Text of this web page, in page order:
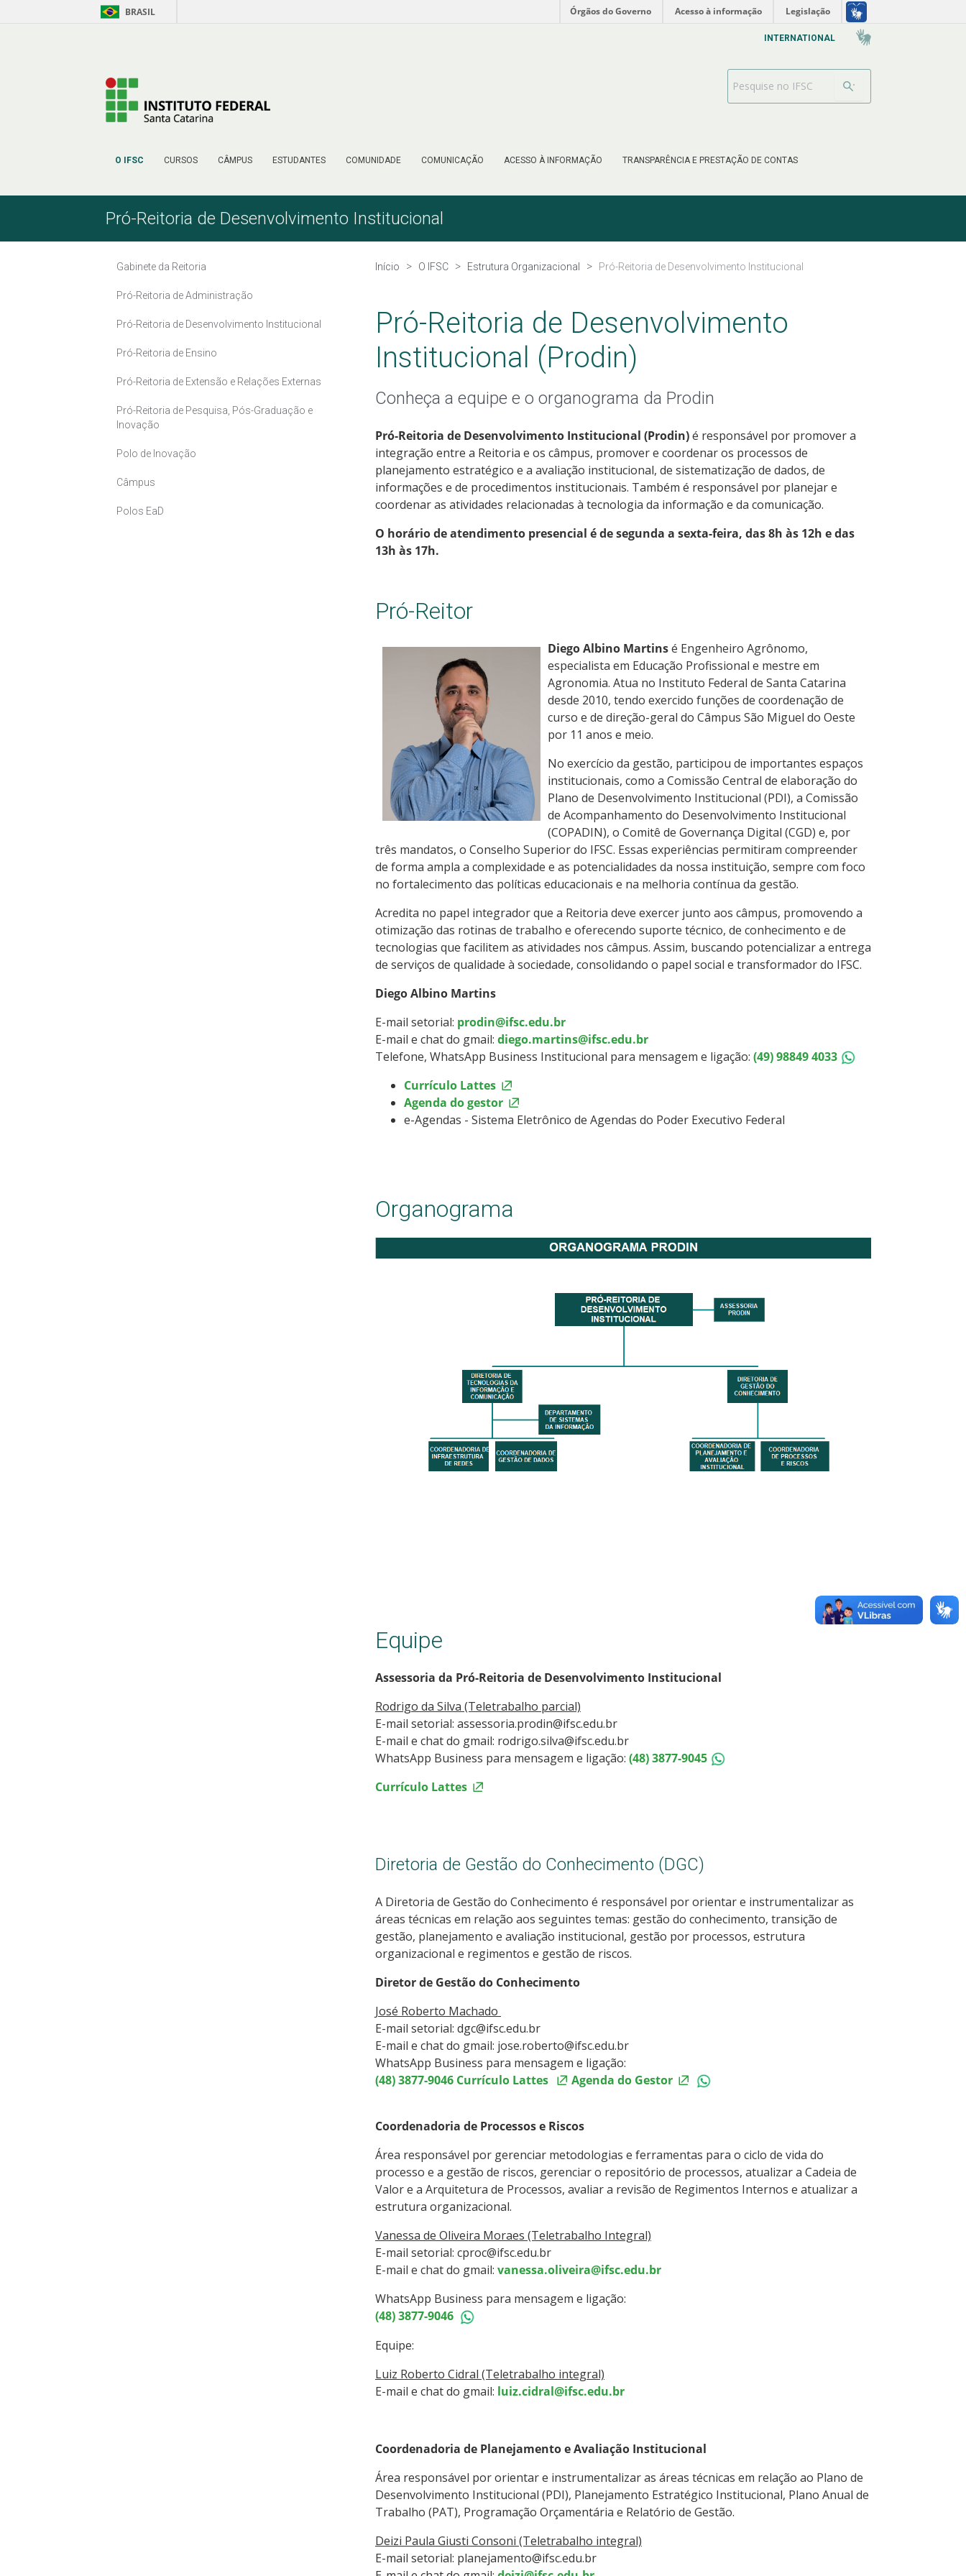
Pular para o Conteúdo BRASIL Órgãos do Governo Acesso à informação Legislação
O IFSC CURSOS CÂMPUS ESTUDANTES COMUNIDADE COMUNICAÇÃO ACESSO À INFORMAÇÃO TRANSPARÊNCIA E PRESTAÇÃO DE CONTAS
INTERNATIONAL
Barra de busca
Pró-Reitoria de Desenvolvimento Institucional
Gabinete da Reitoria
Pró-Reitoria de Administração
Pró-Reitoria de Desenvolvimento Institucional
Pró-Reitoria de Ensino
Pró-Reitoria de Extensão e Relações Externas
Pró-Reitoria de Pesquisa, Pós-Graduação e
Inovação
Polo de Inovação
Câmpus
Polos EaD
Início O IFSC Estrutura Organizacional Pró-Reitoria de Desenvolvimento Institucional
Pró-Reitoria de Desenvolvimento
Institucional (Prodin)
Conheça a equipe e o organograma da Prodin
Pró-Reitoria de Desenvolvimento Institucional (Prodin)é responsável por promover a
integração entre a Reitoria e os câmpus, promover e coordenar os processos de
planejamento estratégico e a avaliação institucional, de sistematização de dados, de
informações e de procedimentos institucionais. Também é responsável por planejar e
coordenar as atividades relacionadas à tecnologia da informação e da comunicação.
O horário de atendimento presencial é de segunda a sexta-feira, das 8h às 12h e das
13h às 17h.
Pró-Reitor
Diego Albino Martinsé Engenheiro Agrônomo,
especialista em Educação Profissional e mestre em
Agronomia. Atua no Instituto Federal de Santa Catarina
desde 2010, tendo exercido funções de coordenação de
curso e de direção-geral do Câmpus São Miguel do Oeste
por 11 anos e meio.
No exercício da gestão, participou de importantes espaços
institucionais, como a Comissão Central de elaboração do
Plano de Desenvolvimento Institucional (PDI), a Comissão
de Acompanhamento do Desenvolvimento Institucional
(COPADIN), o Comitê de Governança Digital (CGD) e, por
três mandatos, o Conselho Superior do IFSC. Essas experiências permitiram compreender
de forma ampla a complexidade e as potencialidades da nossa instituição, sempre com foco
no fortalecimento das políticas educacionais e na melhoria contínua da gestão.
Acredita no papel integrador que a Reitoria deve exercer junto aos câmpus, promovendo a
otimização das rotinas de trabalho e oferecendo suporte técnico, de conhecimento e de
tecnologias que facilitem as atividades nos câmpus. Assim, buscando potencializar a entrega
de serviços de qualidade à sociedade, consolidando o papel social e transformador do IFSC.
Diego Albino Martins
E-mail setorial: prodin@ifsc.edu.br
E-mail e chat do gmail: diego.martins@ifsc.edu.br
Telefone, WhatsApp Business Institucional para mensagem e ligação: (49) 98849 4033
Currículo Lattes
Agenda do gestor
e-Agendas - Sistema Eletrônico de Agendas do Poder Executivo Federal
Organograma
Equipe
Assessoria da Pró-Reitoria de Desenvolvimento Institucional
Rodrigo da Silva (Teletrabalho parcial)
E-mail setorial: assessoria.prodin@ifsc.edu.br
E-mail e chat do gmail: rodrigo.silva@ifsc.edu.br
WhatsApp Business para mensagem e ligação: (48) 3877-9045
Currículo Lattes
Diretoria de Gestão do Conhecimento (DGC)
A Diretoria de Gestão do Conhecimento é responsável por orientar e instrumentalizar as
áreas técnicas em relação aos seguintes temas: gestão do conhecimento, transição de
gestão, planejamento e avaliação institucional, gestão por processos, estrutura
organizacional e regimentos e gestão de riscos.
Diretor de Gestão do Conhecimento
José Roberto Machado
E-mail setorial: dgc@ifsc.edu.br
E-mail e chat do gmail: jose.roberto@ifsc.edu.br
WhatsApp Business para mensagem e ligação:
(48) 3877-9046 Currículo Lattes Agenda do Gestor
Coordenadoria de Processos e Riscos
Área responsável por gerenciar metodologias e ferramentas para o ciclo de vida do
processo e a gestão de riscos, gerenciar o repositório de processos, atualizar a Cadeia de
Valor e a Arquitetura de Processos, avaliar a revisão de Regimentos Internos e atualizar a
estrutura organizacional.
Vanessa de Oliveira Moraes (Teletrabalho Integral)
E-mail setorial: cproc@ifsc.edu.br
E-mail e chat do gmail: vanessa.oliveira@ifsc.edu.br
WhatsApp Business para mensagem e ligação:
(48) 3877-9046
Equipe:
Luiz Roberto Cidral (Teletrabalho integral)
E-mail e chat do gmail: luiz.cidral@ifsc.edu.br
Coordenadoria de Planejamento e Avaliação Institucional
Área responsável por orientar e instrumentalizar as áreas técnicas em relação ao Plano de
Desenvolvimento Institucional (PDI), Planejamento Estratégico Institucional, Plano Anual de
Trabalho (PAT), Programação Orçamentária e Relatório de Gestão.
Deizi Paula Giusti Consoni (Teletrabalho integral)
E-mail setorial: planejamento@ifsc.edu.br